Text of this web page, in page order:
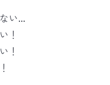
い...
！
！